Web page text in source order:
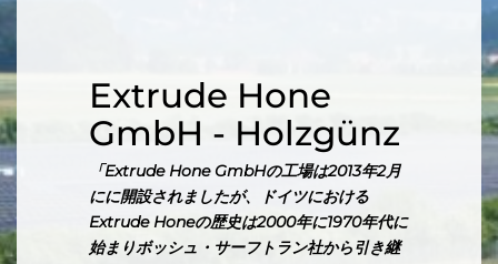
Extrude Hone
GmbH - Holzgünz
「Extrude Hone GmbHの工場は2013年2月
にに開設されましたが、ドイツにおける
Extrude Honeの歴史は2000年に1970年代に
始まりボッシュ・サーフトラン社から引き継